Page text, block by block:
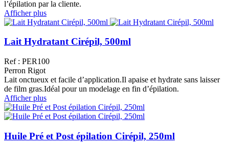
l’épilation par la cliente.
Afficher plus
Lait Hydratant Cirépil, 500ml
Ref : PER100
Perron Rigot
Lait onctueux et facile d’application.Il apaise et hydrate sans laisser
de film gras.Idéal pour un modelage en fin d’épilation.
Afficher plus
Huile Pré et Post épilation Cirépil, 250ml